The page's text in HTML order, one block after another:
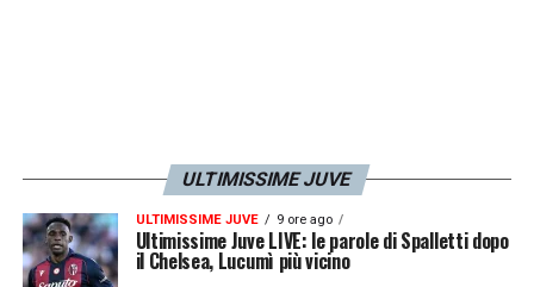
ULTIMISSIME JUVE
ULTIMISSIME JUVE 9 ore ago
Ultimissime Juve LIVE: le parole di Spalletti dopo
il Chelsea, Lucumì più vicino